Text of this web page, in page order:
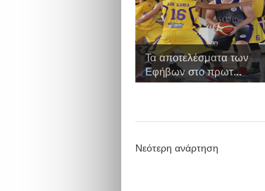
Τα αποτελέσματα των
Εφήβων στο πρωτ...
Νεότερη ανάρτηση